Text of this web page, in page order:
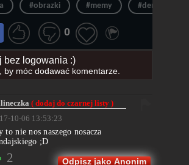
#obrazki #memy #demoty
0
bez logowania :)
by móc dodawać komentarze.
( dodaj do czarnej listy )
10-06 13:53:23
to nie nos naszego nosacza
;D
2 Odpisz jako Anonim